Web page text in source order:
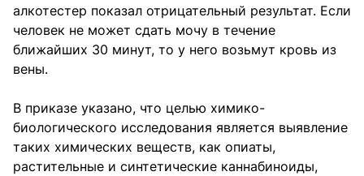
алкотестер показал отрицательный результат. Если
человек не может сдать мочу в течение
ближайших 30 минут, то у него возьмут кровь из
вены.
В приказе указано, что целью химико-
биологического исследования является выявление
таких химических веществ, как опиаты,
растительные и синтетические каннабиноиды,